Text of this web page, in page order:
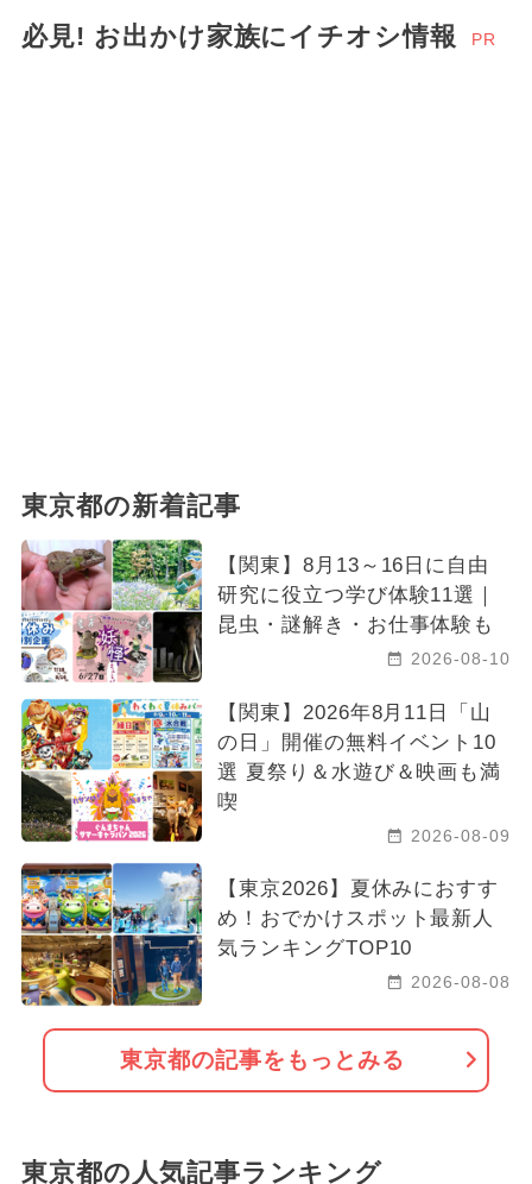
必見! お出かけ家族にイチオシ情報 PR
東京都の新着記事
【関東】8月13～16日に自由
研究に役立つ学び体験11選｜
昆虫・謎解き・お仕事体験も
2026-08-10
【関東】2026年8月11日「山
の日」開催の無料イベント10
選 夏祭り＆水遊び＆映画も満
喫
2026-08-09
【東京2026】夏休みにおすす
め！おでかけスポット最新人
気ランキングTOP10
2026-08-08
東京都の記事をもっとみる
東京都の人気記事ランキング